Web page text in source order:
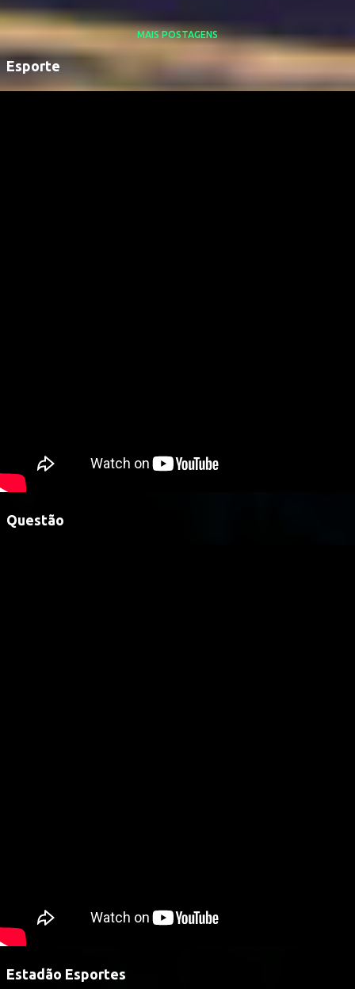
MAIS POSTAGENS
Esporte
Questão
Estadão Esportes